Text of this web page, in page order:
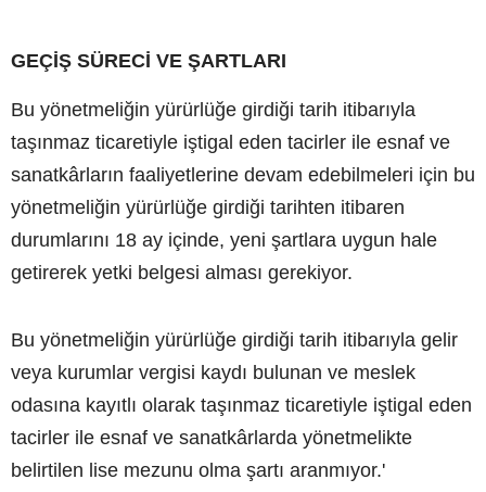
GEÇİŞ SÜRECİ VE ŞARTLARI
Bu yönetmeliğin yürürlüğe girdiği tarih itibarıyla
taşınmaz ticaretiyle iştigal eden tacirler ile esnaf ve
sanatkârların faaliyetlerine devam edebilmeleri için bu
yönetmeliğin yürürlüğe girdiği tarihten itibaren
durumlarını 18 ay içinde, yeni şartlara uygun hale
getirerek yetki belgesi alması gerekiyor.
Bu yönetmeliğin yürürlüğe girdiği tarih itibarıyla gelir
veya kurumlar vergisi kaydı bulunan ve meslek
odasına kayıtlı olarak taşınmaz ticaretiyle iştigal eden
tacirler ile esnaf ve sanatkârlarda yönetmelikte
belirtilen lise mezunu olma şartı aranmıyor.'